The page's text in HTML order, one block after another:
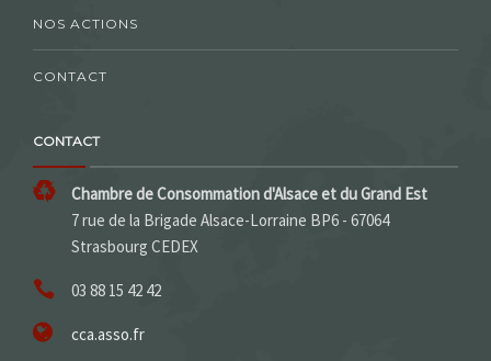
NOS ACTIONS
CONTACT
CONTACT
Chambre de Consommation d'Alsace et du Grand Est
7 rue de la Brigade Alsace-Lorraine BP6 - 67064
Strasbourg CEDEX
03 88 15 42 42
cca.asso.fr